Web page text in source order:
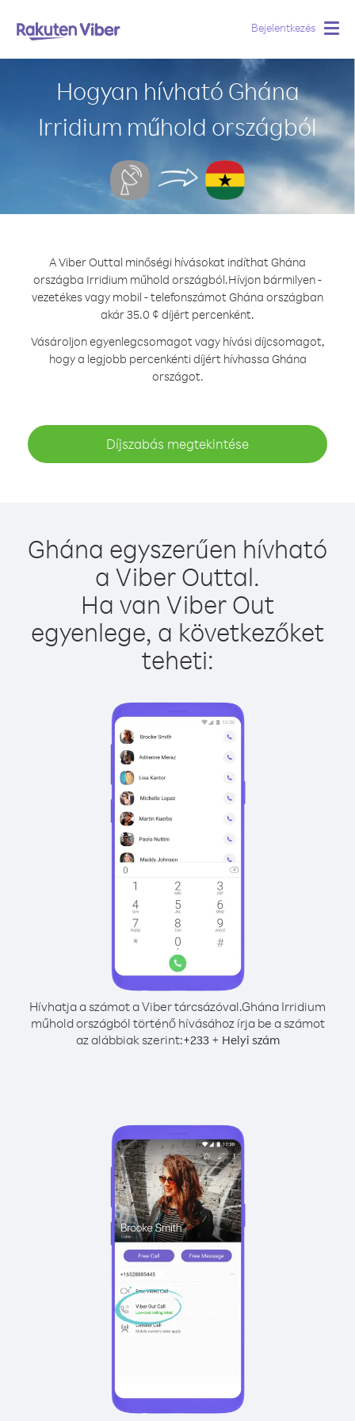
Bejelentkezés
Hogyan hívható Ghána
Irridium műhold országból
A Viber Outtal minőségi hívásokat indíthat Ghána
országba Irridium műhold országból.Hívjon bármilyen -
vezetékes vagy mobil - telefonszámot Ghána országban
akár 35.0 ¢ díjért percenként.
Vásároljon egyenlegcsomagot vagy hívási díjcsomagot,
hogy a legjobb percenkénti díjért hívhassa Ghána
országot.
Díjszabás megtekintése
Ghána egyszerűen hívható
a Viber Outtal.
Ha van Viber Out
egyenlege, a következőket
teheti:
Hívhatja a számot a Viber tárcsázóval.Ghána Irridium
műhold országból történő hívásához írja be a számot
az alábbiak szerint:+233+ Helyi szám